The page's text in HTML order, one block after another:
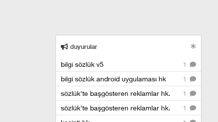
duyurular
1
bilgi sözlük v5
1
bilgi sözlük android uygulaması hk
1
sözlük'te başgösteren reklamlar hk.
1
sözlük'te başgösteren reklamlar hk.